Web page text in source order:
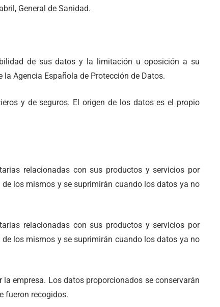
General de Sanidad.
de sus datos y la limitación u oposición a su
Agencia Española de Protección de Datos.
y de seguros. El origen de los datos es el propio
relacionadas con sus productos y servicios por
los mismos y se suprimirán cuando los datos ya no
relacionadas con sus productos y servicios por
los mismos y se suprimirán cuando los datos ya no
empresa. Los datos proporcionados se conservarán
fueron recogidos.